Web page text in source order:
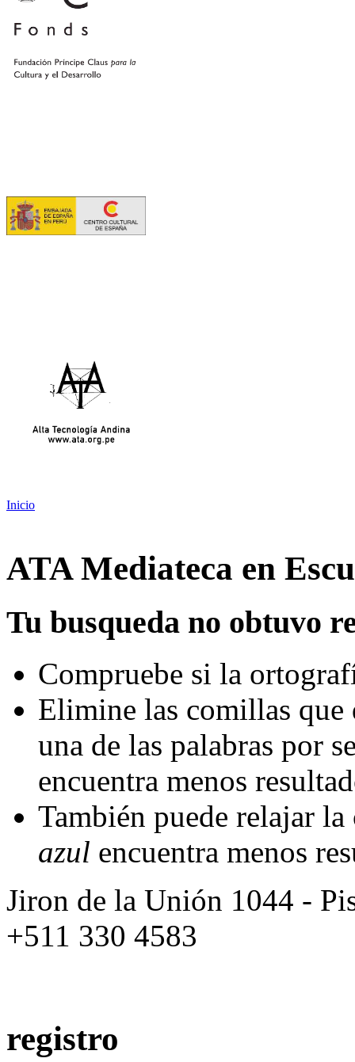
Inicio
ATA Mediateca en
Tu busqueda no obtuvo
Compruebe si la
Elimine las comillas que
una de las palabras por
encuentra menos
También puede relajar
azul encuentra menos
Jiron de la Unión 1044 -
+511 330 4583
registro